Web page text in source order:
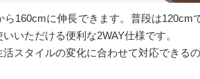
160cmに伸長できます。普段は
いただける便利な2WAY仕様です。
スタイルの変化に合わせて対応できる